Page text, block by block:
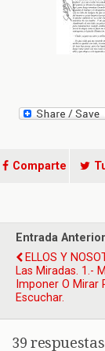
Comparte
Entrada Anterior
ELLOS Y
Las Miradas. 1.-
Imponer O Mirar
Escuchar.
39 respuestas